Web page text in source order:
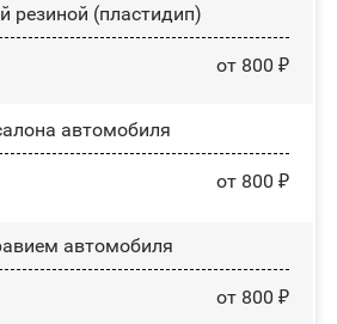
резиной (пластидип)
от 800 ₽
автомобиля
от 800 ₽
автомобиля
от 800 ₽